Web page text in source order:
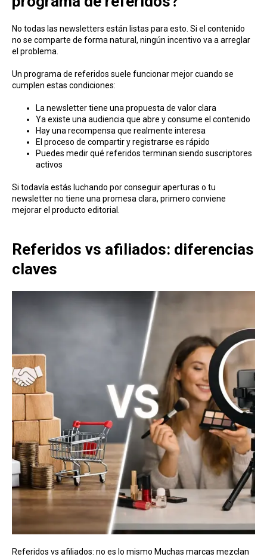
No todas las newsletters están listas para esto. Si el contenido
no se comparte de forma natural, ningún incentivo va a arreglar
el problema.
Un programa de referidos suele funcionar mejor cuando se
cumplen estas condiciones:
La newsletter tiene una propuesta de valor clara
Ya existe una audiencia que abre y consume el contenido
Hay una recompensa que realmente interesa
El proceso de compartir y registrarse es rápido
Puedes medir qué referidos terminan siendo suscriptores
activos
Si todavía estás luchando por conseguir aperturas o tu
newsletter no tiene una promesa clara, primero conviene
mejorar el producto editorial.
Referidos vs afiliados: diferencias
claves
Referidos vs afiliados: no es lo mismo Muchas marcas mezclan